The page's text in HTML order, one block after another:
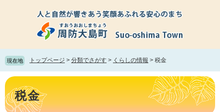
頭
で
す。
飛
ば
て
本
文
現在地 トップページ > 分類でさがす > くらしの情報 > 税金
本
文 税金